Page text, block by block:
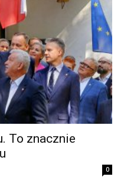
To znacznie
0